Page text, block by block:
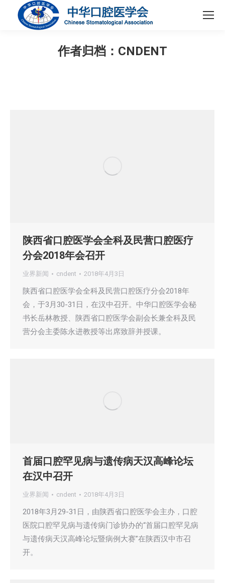
作者归档： CNDENT
陕西省口腔医学会全科及民营口腔医疗
分会2018年会召开
业界新闻 cndent 2018年4月3日
陕西省口腔医学会全科及民营口腔医疗分会2018年
会，于3月30-31日，在汉中召开。中华口腔医学会秘
书长岳林教授、陕西省口腔医学会副会长兼全科及民
营分会主委陈永进教授等出席致辞并授课。
首届口腔罕见病与遗传病天汉高峰论坛
在汉中召开
业界新闻 cndent 2018年4月3日
2018年3月29-31日，由陕西省口腔医学会主办，口腔
医院口腔罕见病与遗传病门诊协办的“首届口腔罕见病
与遗传病天汉高峰论坛暨病例大赛”在陕西汉中市召
开。